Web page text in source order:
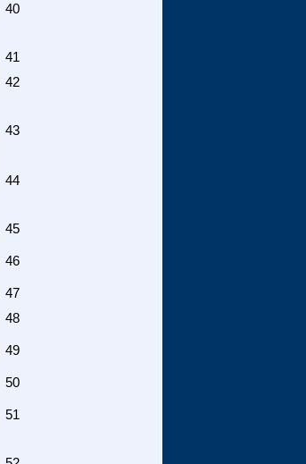
40
41
42
43
44
45
46
47
48
49
50
51